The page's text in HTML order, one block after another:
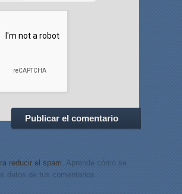
reducir el spam. Aprende cómo se
datos de tus comentarios.